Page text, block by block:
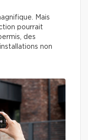
Mais
pourrait
des
non